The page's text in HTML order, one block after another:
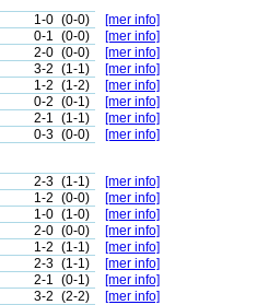
1-0 (0-0)
[mer info]
0-1 (0-0)
[mer info]
2-0 (0-0)
[mer info]
3-2 (1-1)
[mer info]
1-2 (1-2)
[mer info]
0-2 (0-1)
[mer info]
2-1 (1-1)
[mer info]
0-3 (0-0) [mer info]
2-3 (1-1)
[mer info]
1-2 (0-0)
[mer info]
1-0 (1-0)
[mer info]
2-0 (0-0)
[mer info]
1-2 (1-1)
[mer info]
2-3 (1-1)
[mer info]
2-1 (0-1)
[mer info]
3-2 (2-2) [mer info]